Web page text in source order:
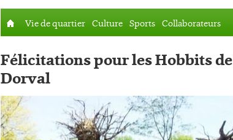
Vie de quartier Culture Sports Collaborateurs
Félicitations pour les Hobbits de
Dorval